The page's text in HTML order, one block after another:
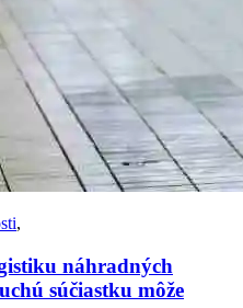
,
náhradných
súčiastku môže